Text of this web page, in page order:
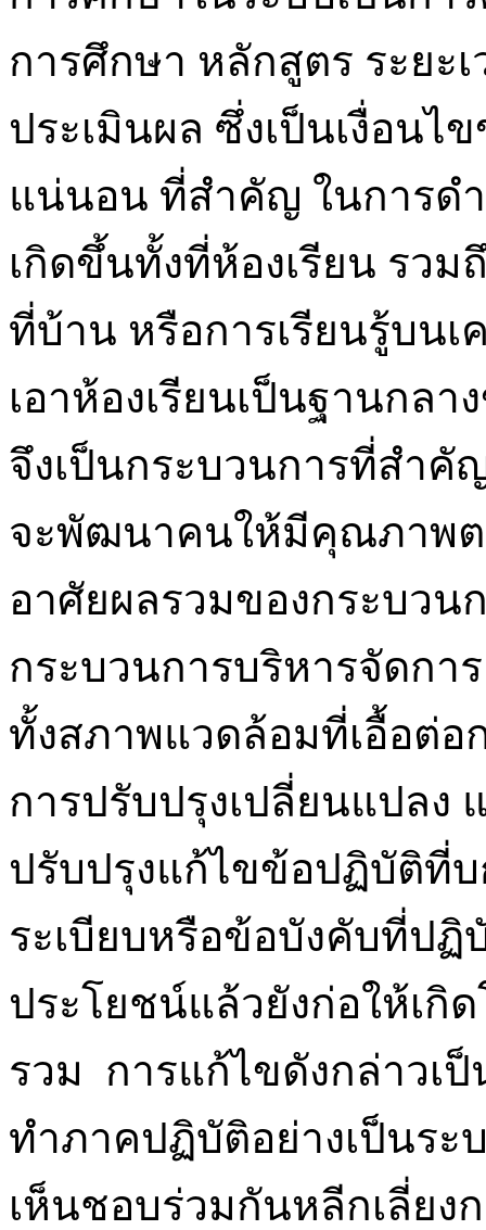
การศึกษา หลักสูตร ระยะ
ประเมินผล ซึ่งเป็นเงื่อนไ
แน่นอน ที่สำคัญ ในการด
เกิดขึ้นทั้งที่ห้องเรียน รวม
ที่บ้าน หรือการเรียนรู้บนเ
เอาห้องเรียนเป็นฐานกล
จึงเป็นกระบวนการที่สำ
จะพัฒนาคนให้มีคุณภาพต
อาศัยผลรวมของกระบว
กระบวนการบริหารจัดกา
ทั้งสภาพแวดล้อมที่เอื้อต่อ
การปรับปรุงเปลี่ยนแปลง
ปรับปรุงแก้ไขข้อปฏิบัติที่
ระเบียบหรือข้อบังคับที่ปฏิ
ประโยชน์แล้วยังก่อให้เกิ
รวม การแก้ไขดังกล่าวเ
ทำภาคปฏิบัติอย่างเป็นร
เห็นชอบร่วมกันหลีกเลี่ยง